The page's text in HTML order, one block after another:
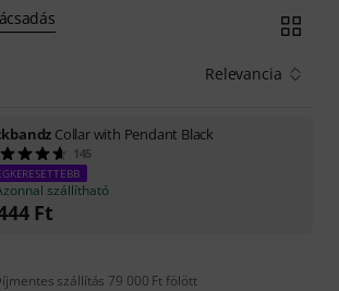
Relevancia
Collar with Pendant Black
145
szállítható
Ft
szállítás 79 000 Ft fölött